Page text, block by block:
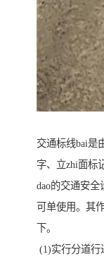
交通标线bai是
字、立zhi面标
dao的交通安
可单使用。其
下。
(1)实行分道行